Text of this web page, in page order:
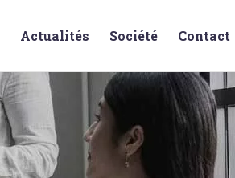
Actualités Société Contact